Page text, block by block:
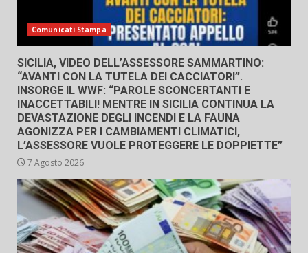
Comunicati Stampa
SICILIA, VIDEO DELL’ASSESSORE SAMMARTINO:
“AVANTI CON LA TUTELA DEI CACCIATORI”.
INSORGE IL WWF: “PAROLE SCONCERTANTI E
INACCETTABILI! MENTRE IN SICILIA CONTINUA LA
DEVASTAZIONE DEGLI INCENDI E LA FAUNA
AGONIZZA PER I CAMBIAMENTI CLIMATICI,
L’ASSESSORE VUOLE PROTEGGERE LE DOPPIETTE”
7 Agosto 2026